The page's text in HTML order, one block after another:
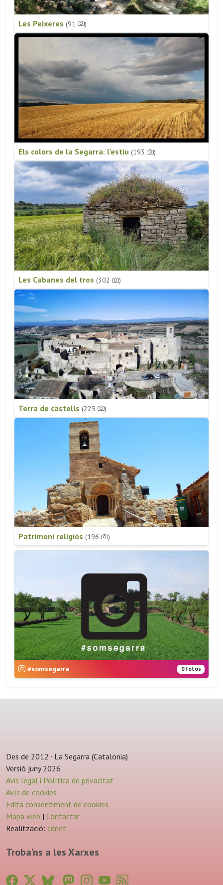
Les Peixeres (91 )
Els colors de la Segarra: l'estiu (193 )
Les Cabanes del tros (302 )
Terra de castells (225 )
Patrimoni religiós (196 )
#somsegarra 0 fotos
Des de 2012 · La Segarra (Catalonia)
Versió juny 2026
Avis legal i Política de privacitat
Avís de cookies
Edita consentiment de cookies
Mapa web | Contactar
Realització: cdnet
Troba'ns a les Xarxes